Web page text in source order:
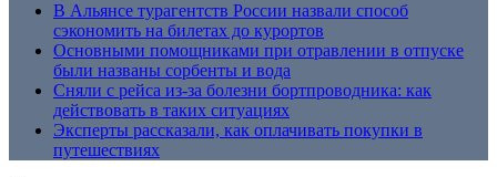
В Альянсе турагентств России назвали способ
сэкономить на билетах до курортов
Основными помощниками при отравлении в отпуске
были названы сорбенты и вода
Сняли с рейса из-за болезни бортпроводника: как
действовать в таких ситуациях
Эксперты рассказали, как оплачивать покупки в
путешествиях